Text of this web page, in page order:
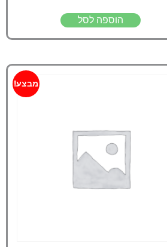
הוספה לסל
מבצע!